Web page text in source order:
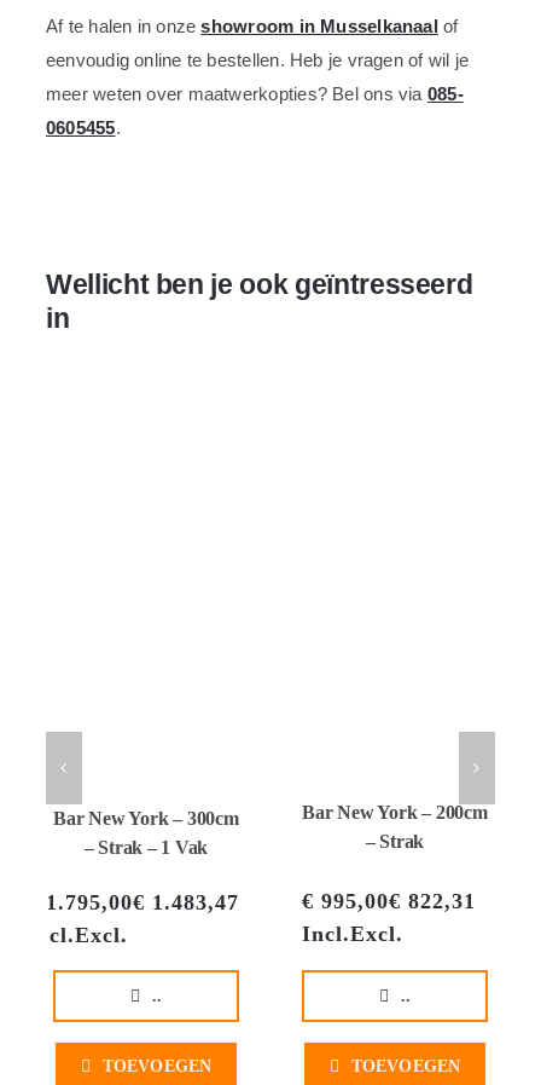
Af te halen in onzeshowroom in Musselkanaalof
eenvoudig online te bestellen. Heb je vragen of wil je
meer weten over maatwerkopties? Bel ons via 085-
0605455.
Wellicht ben je ook geïntresseerd
in
Bar New York – 300cm
– Strak – 1 Vak
1.795,00€ 1.483,47
Incl.Excl.
..
TOEVOEGEN
Bar New York – 200cm
– Strak
€ 995,00€ 822,31
Incl.Excl.
..
TOEVOEGEN